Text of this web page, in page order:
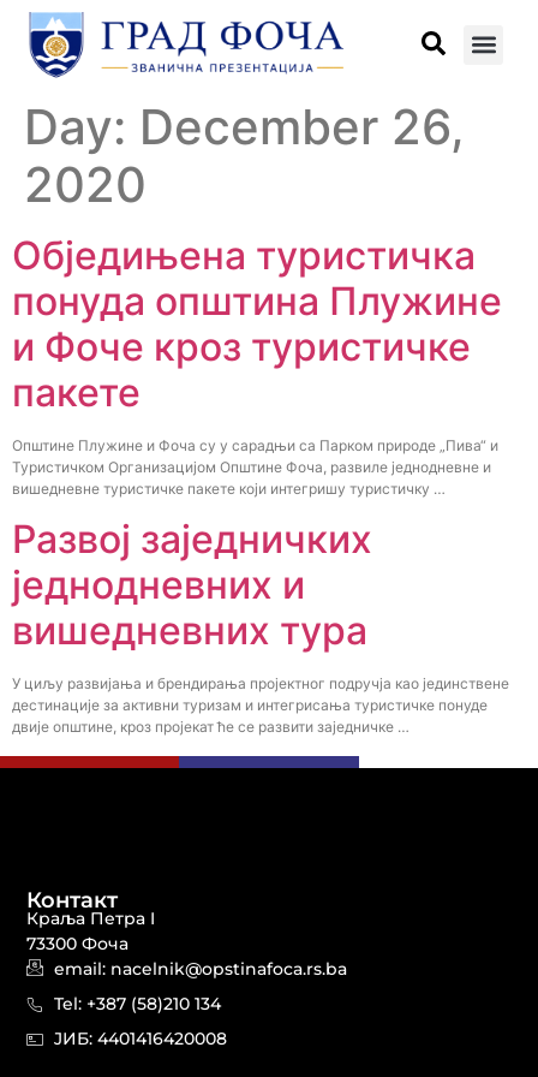
Day: December 26,
2020
Обједињена туристичка
понуда општина Плужине
и Фоче кроз туристичке
пакете
Општине Плужине и Фоча су у сарадњи са Парком природе „Пива“ и
Туристичком Организацијом Општине Фоча, развиле једнодневне и
вишедневне туристичке пакете који интегришу туристичку …
Развој заједничких
једнодневних и
вишедневних тура
У циљу развијања и брендирања пројектног подручја као јединствене
дестинације за активни туризам и интегрисања туристичке понуде
двије општине, кроз пројекат ће се развити заједничке …
Контакт
Краља Петра I
73300 Фоча
email: nacelnik@opstinafoca.rs.ba
Tel: +387 (58)210 134
JИБ: 44014164​20008